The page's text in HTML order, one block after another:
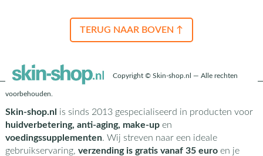
TERUG NAAR BOVEN ↑
Copyright © Skin-shop.nl — Alle rechten
voorbehouden.
Skin-shop.nl is sinds 2013 gespecialiseerd in producten voor
huidverbetering, anti-aging, make-upen
voedingssupplementen. Wij streven naar een ideale
gebruikservaring, verzending is gratis vanaf 35 euroen je